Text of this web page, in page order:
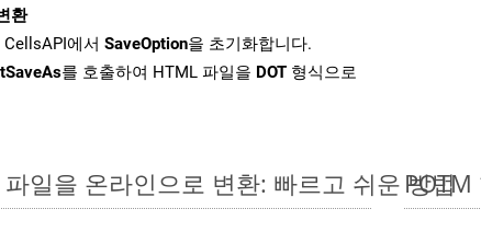
환
에서 SaveOption을 초기화합니다.
를 호출하여 HTML 파일을 DOT 형식으로
일을 온라인으로 변환: 빠르고 쉬운 방법